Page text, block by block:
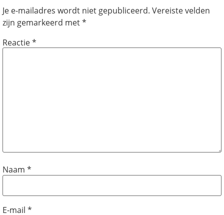
Je e-mailadres wordt niet gepubliceerd. Vereiste velden
zijn gemarkeerd met*
Reactie*
Naam *
E-mail *